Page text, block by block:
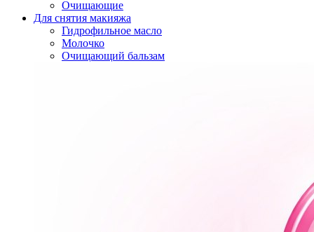
Очищающие
Для снятия макияжа
Гидрофильное масло
Молочко
Очищающий бальзам